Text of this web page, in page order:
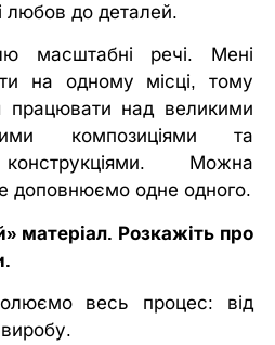
любов до деталей.
масштабні речі. Мені
на одному місці, тому
працювати над великими
композиціями та
Можна
доповнюємо одне одного.
матеріал. Розкажіть про
весь процес: від